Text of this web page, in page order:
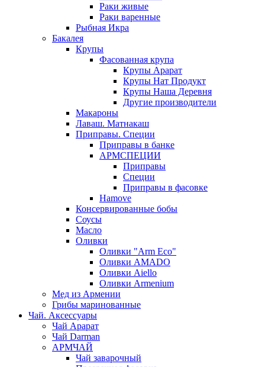
Раки живые
Раки варенные
Рыбная Икра
Бакалея
Крупы
Фасованная крупа
Крупы Арарат
Крупы Нат Продукт
Крупы Наша Деревня
Другие производители
Макароны
Лаваш. Матнакаш
Приправы. Специи
Приправы в банке
АРМСПЕЦИИ
Приправы
Специи
Приправы в фасовке
Hamove
Консервированные бобы
Соусы
Масло
Оливки
Оливки "Arm Eco"
Оливки AMADO
Оливки Aiello
Оливки Armenium
Мед из Армении
Грибы маринованные
Чай. Аксессуары
Чай Арарат
Чай Darman
АРМЧАЙ
Чай заварочный